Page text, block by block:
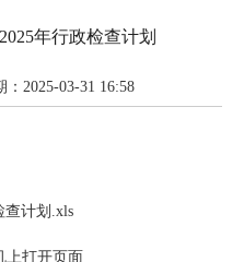
年行政检查计划
：2025-03-31 16:58
查计划.xls
上打开页面